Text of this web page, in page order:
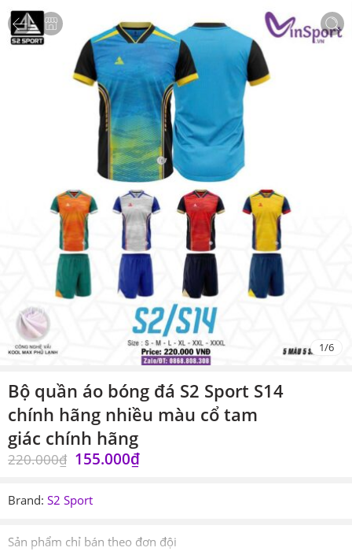
1/6
Bộ quần áo bóng đá S2 Sport S14
chính hãng nhiều màu cổ tam
giác chính hãng
220.000₫ 155.000₫
Brand: S2 Sport
Sản phẩm chỉ bán theo đơn đội